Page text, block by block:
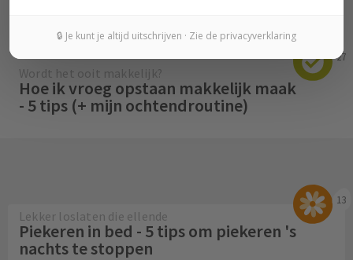
27
Wordt het ooit makkelijk?
Hoe ik vroeg opstaan makkelijk maak
- 5 tips (+ mijn ochtendroutine)
13
Lekker loslaten die ellende
Piekeren in bed - 5 tips om piekeren 's
nachts te stoppen
🔒 Je kunt je altijd uitschrijven · Zie de privacyverklaring